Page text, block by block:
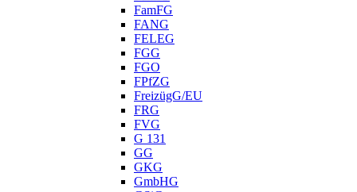
FamFG
FANG
FELEG
FGG
FGO
FPfZG
FreizügG/EU
FRG
FVG
G 131
GG
GKG
GmbHG